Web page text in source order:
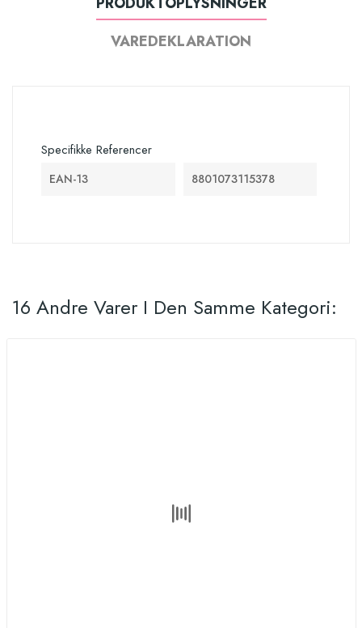
VAREDEKLARATION
Specifikke Referencer
EAN-13 8801073115378
16 Andre Varer I Den Samme Kategori: